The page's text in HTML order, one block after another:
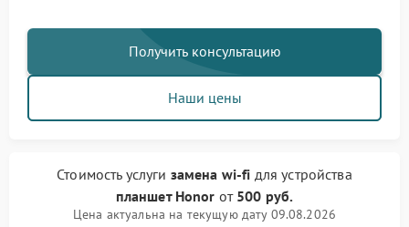
Получить консультацию
Наши цены
Стоимость услуги замена wi-fi для устройства
планшет Honor от 500 руб.
Цена актуальна на текущую дату 09.08.2026